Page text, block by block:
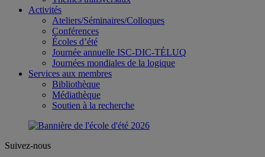
Activités
Ateliers/Séminaires/Colloques
Conférences
Écoles d’été
Journée annuelle ISC-DIC-TÉLUQ
Journées mondiales de la logique
Services aux membres
Bibliothèque
Médiathèque
Soutien à la recherche
Suivez-nous